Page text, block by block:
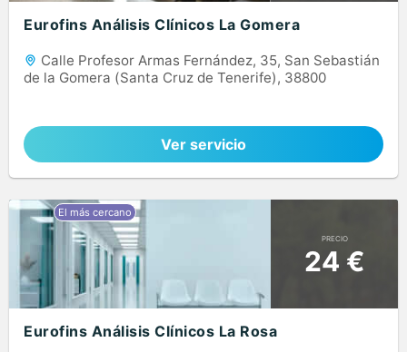
Eurofins Análisis Clínicos La Gomera
Calle Profesor Armas Fernández, 35, San Sebastián
de la Gomera (Santa Cruz de Tenerife), 38800
Ver servicio
PRECIO
24 €
Eurofins Análisis Clínicos La Rosa